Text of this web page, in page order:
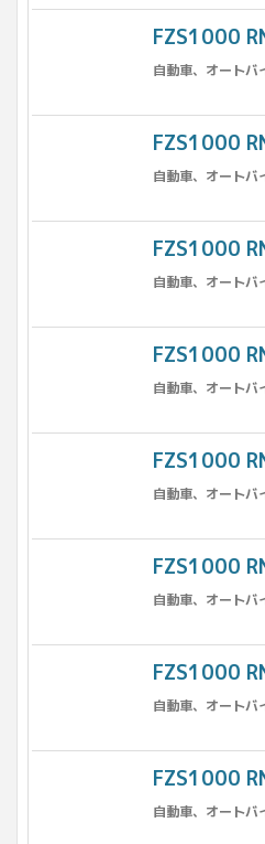
FZS1000
自動車、オート
FZS1000
自動車、オート
FZS1000
自動車、オート
FZS1000
自動車、オート
FZS1000
自動車、オート
FZS1000
自動車、オート
FZS1000
自動車、オート
FZS1000
自動車、オート